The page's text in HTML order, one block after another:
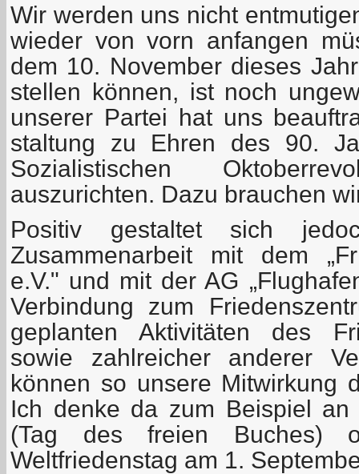
Wir werden uns nicht
wieder von vorn anfangen
dem 10. November dieses
stellen können, ist noch
unserer Partei hat uns
staltung zu Ehren des 90.
Sozialistischen
auszurichten. Dazu brauchen
Positiv gestaltet sich
Zusammenarbeit mit dem
e.V." und mit der AG
Verbindung zum
geplanten Aktivitäten des
sowie zahlreicher anderer
können so unsere Mitwirkung
Ich denke da zum Beispiel
(Tag des freien Buches)
Weltfriedenstag am 1.